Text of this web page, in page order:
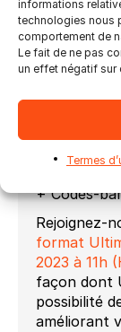
informations
technologies nous
comportement de
Le fait de ne pas
un effet négatif sur
Termes
+
grand
+
+
+
la finition
+ Codes-
Rejoignez-
format
2023 à 11h
façon dont
possibilité
améliorant